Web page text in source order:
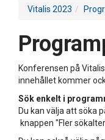
Vitalis 2023
Konferensen på
innehållet kommer
Sök enkelt i
Du kan välja att söka
knappen "Fler